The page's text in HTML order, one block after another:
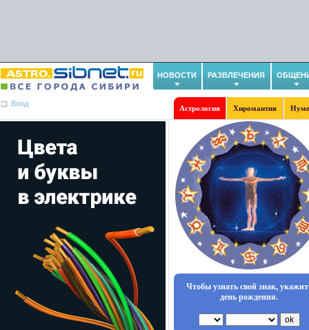
НОВОСТИ РАЗВЛЕЧЕНИЯ
Вход
Астрология Хиромантия
Чтобы узнать свой знак,
день рождения.